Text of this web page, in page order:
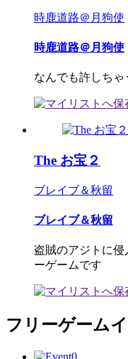
時鹿道路＠月狗使
時鹿道路＠月狗使
なんでも許しちゃ
The お宝２
ブレイブ＆秋留
ブレイブ＆秋留
盗賊のアジトに
ーゲームです
フリーゲーム